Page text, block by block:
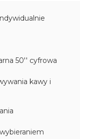
50'' cyfrowa
kawy i